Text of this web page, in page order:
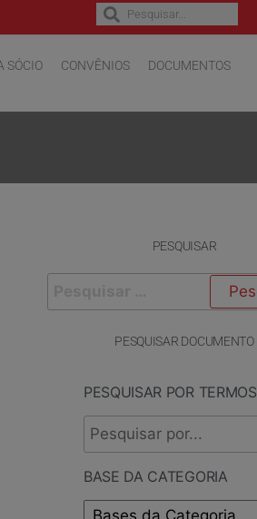
SÓCIO CONVÊNIOS DOCUMENTOS
PESQUISAR
PESQUISAR DOCUMENTO
PESQUISAR POR TERMOS
BASE DA CATEGORIA